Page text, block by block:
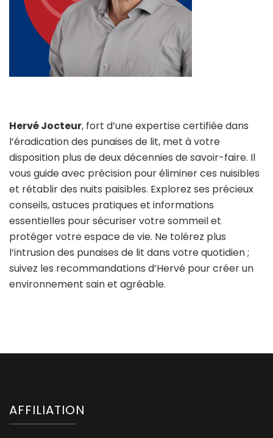
Hervé Jocteur, fort d’une expertise certifiée dans
l’éradication des punaises de lit, met à votre
disposition plus de deux décennies de savoir-faire. Il
vous guide avec précision pour éliminer ces nuisibles
et rétablir des nuits paisibles. Explorez ses précieux
conseils, astuces pratiques et informations
essentielles pour sécuriser votre sommeil et
protéger votre espace de vie. Ne tolérez plus
l’intrusion des punaises de lit dans votre quotidien ;
suivez les recommandations d’Hervé pour créer un
environnement sain et agréable.
AFFILIATION